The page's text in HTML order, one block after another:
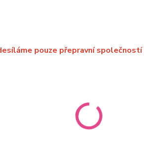
pouze přepravní